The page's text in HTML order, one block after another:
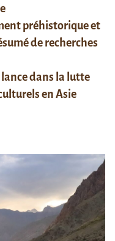
préhistorique et
de recherches
lance dans la lutte
en Asie